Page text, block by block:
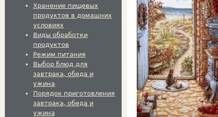
Хранение пищевых
продуктов в домашних
условиях
Виды обработки
продуктов
Режим питания
Выбор блюд для
завтрака, обеда и
ужина
Порядок приготовления
завтрака, обеда и
ужина